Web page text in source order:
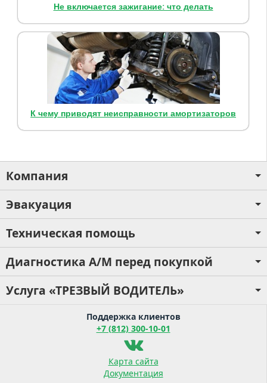
Не включается зажигание: что делать
К чему приводят неисправности амортизаторов
Компания
Эвакуация
Техническая помощь
Диагностика А/М перед покупкой
Услуга «ТРЕЗВЫЙ ВОДИТЕЛЬ»
Поддержка клиентов
+7 (812) 300-10-01
Карта сайта
Документация